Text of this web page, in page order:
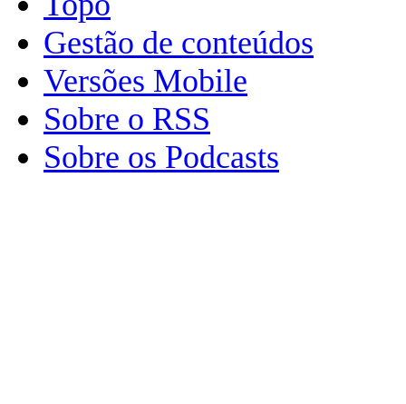
Gestão de conteúdos
Versões Mobile
Sobre o RSS
Sobre os Podcasts